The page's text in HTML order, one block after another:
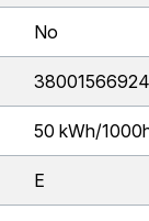
No
50 kWh/
E